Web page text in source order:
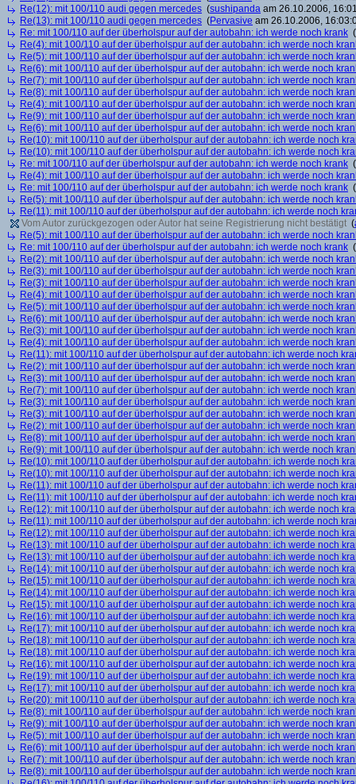
Re(12): mit 100/110 audi gegen mercedes (sushipanda am 26.10.2006,
Re(13): mit 100/110 audi gegen mercedes (Pervasive am 26.10.2006,
Re: mit 100/110 auf der überholspur auf der autobahn: ich werde noch krank (
Re(4): mit 100/110 auf der überholspur auf der autobahn: ich werde noch
Re(5): mit 100/110 auf der überholspur auf der autobahn: ich werde noch
Re(6): mit 100/110 auf der überholspur auf der autobahn: ich werde noch
Re(7): mit 100/110 auf der überholspur auf der autobahn: ich werde noch
Re(8): mit 100/110 auf der überholspur auf der autobahn: ich werde noch
Re(4): mit 100/110 auf der überholspur auf der autobahn: ich werde noch
Re(9): mit 100/110 auf der überholspur auf der autobahn: ich werde noch
Re(6): mit 100/110 auf der überholspur auf der autobahn: ich werde noch
Re(10): mit 100/110 auf der überholspur auf der autobahn: ich werde noch
Re(10): mit 100/110 auf der überholspur auf der autobahn: ich werde noch
Re: mit 100/110 auf der überholspur auf der autobahn: ich werde noch krank (
Re(4): mit 100/110 auf der überholspur auf der autobahn: ich werde noch
Re: mit 100/110 auf der überholspur auf der autobahn: ich werde noch krank (
Re(5): mit 100/110 auf der überholspur auf der autobahn: ich werde noch
Re(11): mit 100/110 auf der überholspur auf der autobahn: ich werde noch
Vom Autor zurückgezogen oder Autor hat seine Registrierung nicht bestätigt (
Re(5): mit 100/110 auf der überholspur auf der autobahn: ich werde noch
Re: mit 100/110 auf der überholspur auf der autobahn: ich werde noch krank (
Re(2): mit 100/110 auf der überholspur auf der autobahn: ich werde noch
Re(3): mit 100/110 auf der überholspur auf der autobahn: ich werde noch
Re(3): mit 100/110 auf der überholspur auf der autobahn: ich werde noch
Re(4): mit 100/110 auf der überholspur auf der autobahn: ich werde noch
Re(5): mit 100/110 auf der überholspur auf der autobahn: ich werde noch
Re(6): mit 100/110 auf der überholspur auf der autobahn: ich werde noch
Re(3): mit 100/110 auf der überholspur auf der autobahn: ich werde noch
Re(4): mit 100/110 auf der überholspur auf der autobahn: ich werde noch
Re(11): mit 100/110 auf der überholspur auf der autobahn: ich werde noch
Re(2): mit 100/110 auf der überholspur auf der autobahn: ich werde noch
Re(3): mit 100/110 auf der überholspur auf der autobahn: ich werde noch
Re(7): mit 100/110 auf der überholspur auf der autobahn: ich werde noch
Re(3): mit 100/110 auf der überholspur auf der autobahn: ich werde noch
Re(3): mit 100/110 auf der überholspur auf der autobahn: ich werde noch
Re(2): mit 100/110 auf der überholspur auf der autobahn: ich werde noch
Re(8): mit 100/110 auf der überholspur auf der autobahn: ich werde noch
Re(9): mit 100/110 auf der überholspur auf der autobahn: ich werde noch
Re(10): mit 100/110 auf der überholspur auf der autobahn: ich werde noch
Re(10): mit 100/110 auf der überholspur auf der autobahn: ich werde noch
Re(11): mit 100/110 auf der überholspur auf der autobahn: ich werde noch
Re(11): mit 100/110 auf der überholspur auf der autobahn: ich werde noch
Re(12): mit 100/110 auf der überholspur auf der autobahn: ich werde noch
Re(11): mit 100/110 auf der überholspur auf der autobahn: ich werde noch
Re(12): mit 100/110 auf der überholspur auf der autobahn: ich werde noch
Re(13): mit 100/110 auf der überholspur auf der autobahn: ich werde noch
Re(13): mit 100/110 auf der überholspur auf der autobahn: ich werde noch
Re(14): mit 100/110 auf der überholspur auf der autobahn: ich werde noch
Re(15): mit 100/110 auf der überholspur auf der autobahn: ich werde noch
Re(14): mit 100/110 auf der überholspur auf der autobahn: ich werde noch
Re(15): mit 100/110 auf der überholspur auf der autobahn: ich werde noch
Re(16): mit 100/110 auf der überholspur auf der autobahn: ich werde noch
Re(17): mit 100/110 auf der überholspur auf der autobahn: ich werde noch
Re(18): mit 100/110 auf der überholspur auf der autobahn: ich werde noch
Re(18): mit 100/110 auf der überholspur auf der autobahn: ich werde noch
Re(16): mit 100/110 auf der überholspur auf der autobahn: ich werde noch
Re(19): mit 100/110 auf der überholspur auf der autobahn: ich werde noch
Re(17): mit 100/110 auf der überholspur auf der autobahn: ich werde noch
Re(20): mit 100/110 auf der überholspur auf der autobahn: ich werde noch
Re(8): mit 100/110 auf der überholspur auf der autobahn: ich werde noch
Re(9): mit 100/110 auf der überholspur auf der autobahn: ich werde noch
Re(5): mit 100/110 auf der überholspur auf der autobahn: ich werde noch
Re(6): mit 100/110 auf der überholspur auf der autobahn: ich werde noch
Re(7): mit 100/110 auf der überholspur auf der autobahn: ich werde noch
Re(8): mit 100/110 auf der überholspur auf der autobahn: ich werde noch